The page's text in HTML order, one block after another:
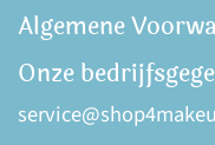
Algemene
Onze